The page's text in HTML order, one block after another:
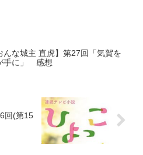
んな城主 直虎】第27回「気賀を
手に」 感想
回(第15